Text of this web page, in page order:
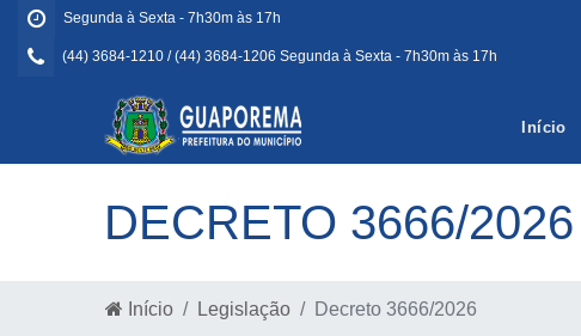
Segunda à Sexta - 7h30m às 17h
(44) 3684-1210 / (44) 3684-1206 Segunda à Sexta - 7h30m às 17h
Início
DECRETO 3666/2026
Início Legislação Decreto 3666/2026